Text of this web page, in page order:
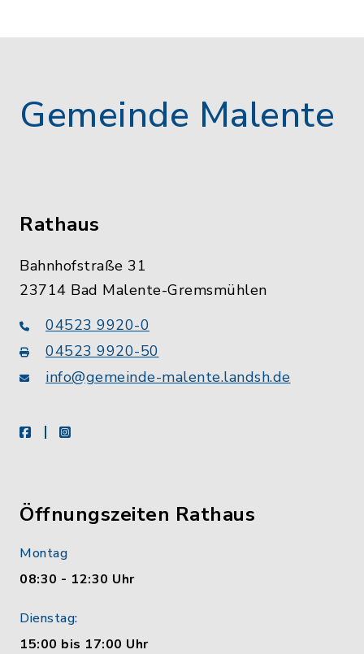
Gemeinde Malente
Rathaus
Bahnhofstraße 31
23714 Bad Malente-Gremsmühlen
04523 9920-0
04523 9920-50
info@gemeinde-malente.landsh.de
facebookinstagram
Öffnungszeiten Rathaus
Montag
08:30 - 12:30 Uhr
Dienstag:
15:00 bis 17:00 Uhr